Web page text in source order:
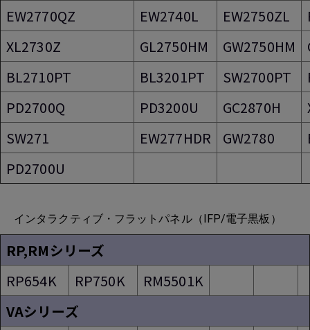
EW2770QZ
EW2740L EW2750ZL
XL2730Z
GL2750HM GW2750HM
BL2710PT
BL3201PT SW2700PT
PD2700Q
PD3200U GC2870H
SW271
EW277HDR GW2780
PD2700U
インタラクティブ・フラットパネル（IFP/電子黒板）
RP,RMシリーズ
RP654K
RP750K
RM5501K
VAシリーズ